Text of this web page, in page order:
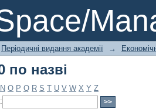
назві
Періодичні видання академії →
по назві
N O P Q R S T U V W X Y Z